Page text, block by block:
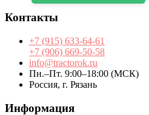
Контакты
+7 (915) 633-64-61
+7 (906) 669-50-58
info@tractorok.ru
Пн.–Пт. 9:00–18:00 (МСК)
Россия, г. Рязань
Информация